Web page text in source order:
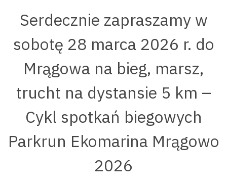
Serdecznie zapraszamy w
sobotę 28 marca 2026 r. do
Mrągowa na bieg, marsz,
trucht na dystansie 5 km –
Cykl spotkań biegowych
Parkrun Ekomarina Mrągowo
2026